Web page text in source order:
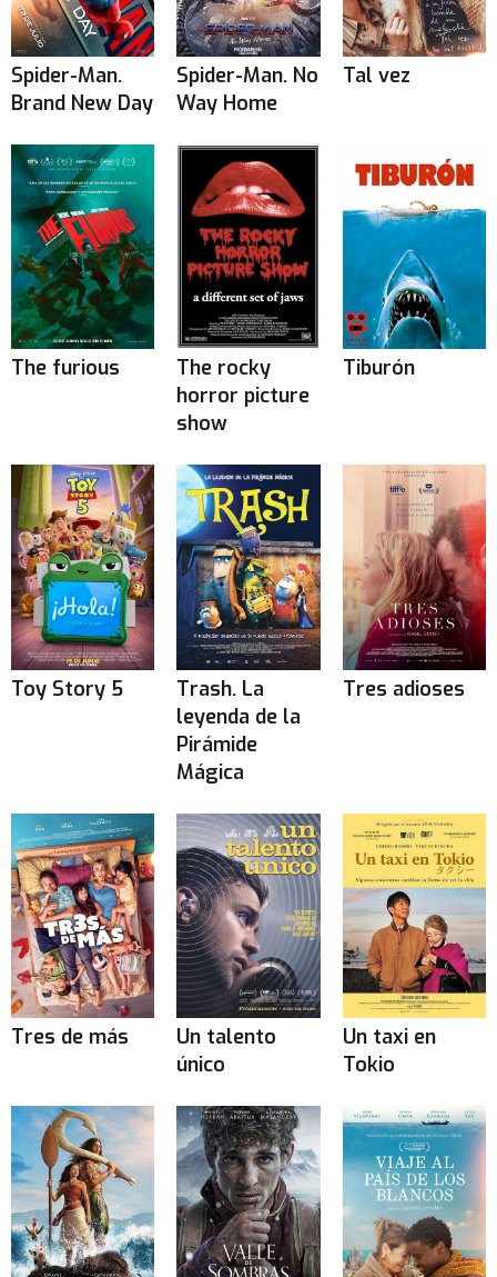
Spider-Man.
Brand New Day
Spider-Man. No
Way Home
Tal vez
The furious
The rocky
horror picture
show
Tiburón
Toy Story 5
Trash. La
leyenda de la
Pirámide
Mágica
Tres adioses
Tres de más
Un talento
único
Un taxi en
Tokio